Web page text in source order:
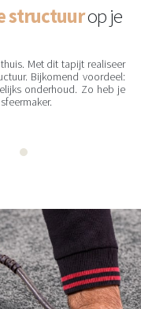
structuurop je
Met dit tapijt realiseer
Bijkomend voordeel:
onderhoud. Zo heb je